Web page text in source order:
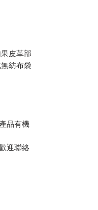
皮革部
紡布袋
品有機
迎聯絡